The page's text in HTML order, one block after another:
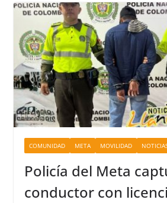
COMUNIDAD META MOVILIDAD
Policía del Meta
conductor con